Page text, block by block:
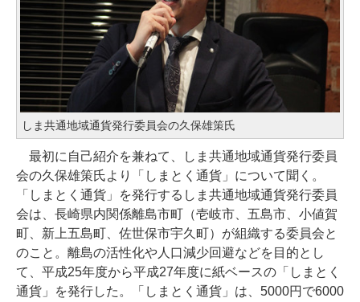
しま共通地域通貨発行委員会の久保雄策氏
最初に自己紹介を兼ねて、しま共通地域通貨発行委員
会の久保雄策氏より「しまとく通貨」について聞く。
「しまとく通貨」を発行するしま共通地域通貨発行委員
会は、長崎県内関係離島市町（壱岐市、五島市、小値賀
町、新上五島町、佐世保市宇久町）が組織する委員会と
のこと。離島の活性化や人口減少回避などを目的とし
て、平成25年度から平成27年度に紙ベースの「しまとく
通貨」を発行した。「しまとく通貨」は、5000円で6000